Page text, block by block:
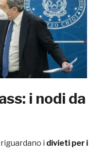
i nodi da
i divieti per i